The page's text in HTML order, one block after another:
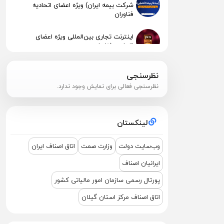
شرکت بیمه ایران) ویژه اعضای اتحادیه
فناوران
اینترنت تجاری بین‌المللی ویژه اعضای
اتحادیه فناوران
الکترونیک و رایانه رشت 1404
پیگیری جهت استقرار اعضای آسیب‌دیده در
مودیان (قانون ۱۴۰۴ )
2025
نظرسنجی
نظرسنجی فعالی برای نمایش وجود ندارد.
لینکستان
وب‌سایت دولت وزارت صمت اتاق اصناف ایران
ایرانیان اصناف
پورتال رسمی سازمان امور مالیاتی کشور
اتاق اصناف مرکز استان گیلان